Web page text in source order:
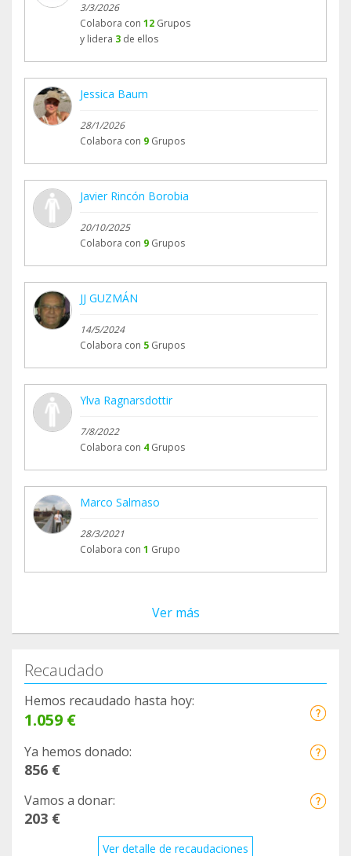
3/3/2026
Colabora con 12 Grupos
y lidera 3 de ellos
Jessica Baum
28/1/2026
Colabora con 9 Grupos
Javier Rincón Borobia
20/10/2025
Colabora con 9 Grupos
JJ GUZMÁN
14/5/2024
Colabora con 5 Grupos
Ylva Ragnarsdottir
7/8/2022
Colabora con 4 Grupos
Marco Salmaso
28/3/2021
Colabora con 1 Grupo
Ver más
Recaudado
Hemos recaudado hasta hoy:
1.059 €
Ya hemos donado:
856 €
Vamos a donar:
203 €
Ver detalle de recaudaciones